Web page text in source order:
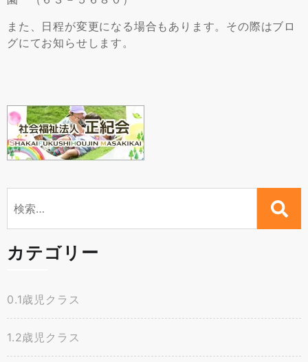
また、日程が変更になる場合もあります。その際はブロ
グにてお知らせします。
索:
カテゴリー
0.1歳児クラス
1.2歳児クラス